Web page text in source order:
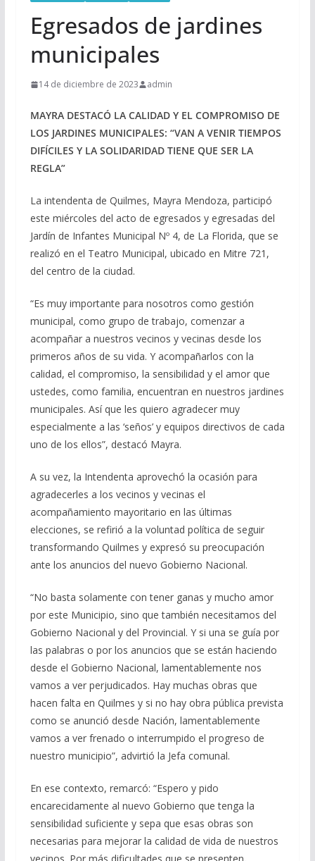
Egresados de jardines
municipales
14 de diciembre de 2023 admin
MAYRA DESTACÓ LA CALIDAD Y EL COMPROMISO DE
LOS JARDINES MUNICIPALES: “VAN A VENIR TIEMPOS
DIFÍCILES Y LA SOLIDARIDAD TIENE QUE SER LA
REGLA”
La intendenta de Quilmes, Mayra Mendoza, participó
este miércoles del acto de egresados y egresadas del
Jardín de Infantes Municipal Nº 4, de La Florida, que se
realizó en el Teatro Municipal, ubicado en Mitre 721,
del centro de la ciudad.
“Es muy importante para nosotros como gestión
municipal, como grupo de trabajo, comenzar a
acompañar a nuestros vecinos y vecinas desde los
primeros años de su vida. Y acompañarlos con la
calidad, el compromiso, la sensibilidad y el amor que
ustedes, como familia, encuentran en nuestros jardines
municipales. Así que les quiero agradecer muy
especialmente a las ‘seños’ y equipos directivos de cada
uno de los ellos”, destacó Mayra.
A su vez, la Intendenta aprovechó la ocasión para
agradecerles a los vecinos y vecinas el
acompañamiento mayoritario en las últimas
elecciones, se refirió a la voluntad política de seguir
transformando Quilmes y expresó su preocupación
ante los anuncios del nuevo Gobierno Nacional.
“No basta solamente con tener ganas y mucho amor
por este Municipio, sino que también necesitamos del
Gobierno Nacional y del Provincial. Y si una se guía por
las palabras o por los anuncios que se están haciendo
desde el Gobierno Nacional, lamentablemente nos
vamos a ver perjudicados. Hay muchas obras que
hacen falta en Quilmes y si no hay obra pública prevista
como se anunció desde Nación, lamentablemente
vamos a ver frenado o interrumpido el progreso de
nuestro municipio”, advirtió la Jefa comunal.
En ese contexto, remarcó: “Espero y pido
encarecidamente al nuevo Gobierno que tenga la
sensibilidad suficiente y sepa que esas obras son
necesarias para mejorar la calidad de vida de nuestros